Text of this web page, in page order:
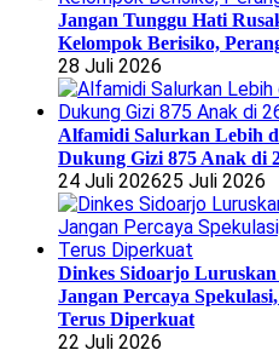
Jangan Tunggu Hati
Kelompok Berisiko,
28 Juli 2026
Alfamidi Salurkan Lebih
Dukung Gizi 875 Anak di
24 Juli 202625 Juli 2026
Dinkes Sidoarjo
Jangan Percaya
Terus Diperkuat
22 Juli 2026